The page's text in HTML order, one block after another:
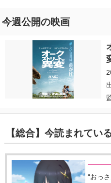
今週公開の映画
【総合】今読まれてい
“おっ